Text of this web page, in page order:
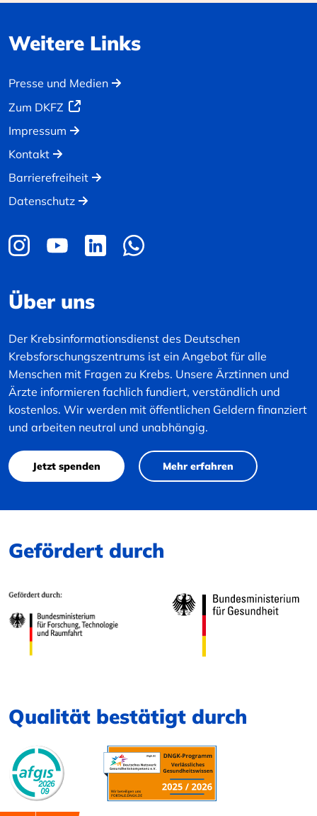
Weitere Links
Presse und Medien
Zum DKFZ
Impressum
Kontakt
Barrierefreiheit
Datenschutz
Über uns
Der Krebsinformationsdienst des Deutschen
Krebsforschungszentrums ist ein Angebot für alle
Menschen mit Fragen zu Krebs. Unsere Ärztinnen und
Ärzte informieren fachlich fundiert, verständlich und
kostenlos. Wir werden mit öffentlichen Geldern finanziert
und arbeiten neutral und unabhängig.
Jetzt spenden Mehr erfahren
Gefördert durch
Qualität bestätigt durch